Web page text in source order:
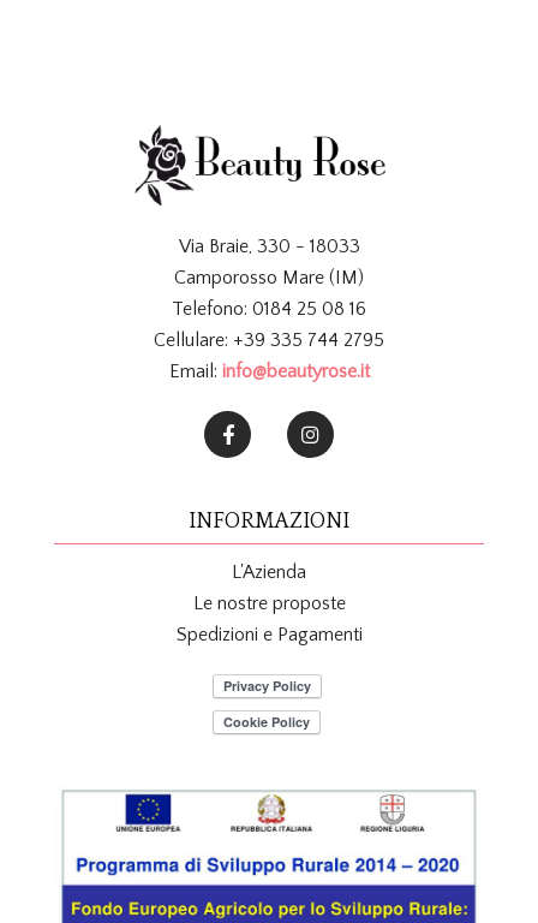
Via Braie, 330 - 18033
Camporosso Mare (IM)
Telefono: 0184 25 08 16
Cellulare: +39 335 744 2795
Email: info@beautyrose.it
INFORMAZIONI
L'Azienda
Le nostre proposte
Spedizioni e Pagamenti